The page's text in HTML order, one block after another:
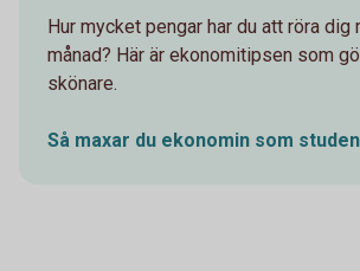
Hur mycket pengar har du att röra dig
månad? Här är ekonomitipsen som
skönare.
Så maxar du ekonomin som